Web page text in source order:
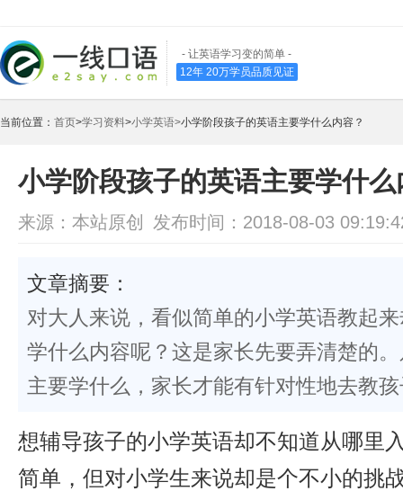
- 让英语学习变的简单 -
12年 20万学员品质见证
当前位置： 首页>学习资料>小学英语>小学阶段孩子的英语主要学什么内容？
小学阶段孩子的英语主要学什么
来源：本站原创 发布时间：2018-08-03
文章摘要：
对大人来说，看似简单的小学英语教起
学什么内容呢？这是家长先要弄清楚的
主要学什么，家长才能有针对性地去教
想辅导孩子的小学英语却不知道从哪里
简单，但对小学生来说却是个不小的挑